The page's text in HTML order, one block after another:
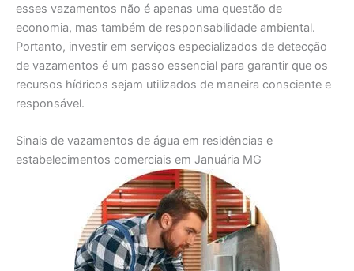
esses vazamentos não é apenas uma questão de
economia, mas também de responsabilidade ambiental.
Portanto, investir em serviços especializados de detecção
de vazamentos é um passo essencial para garantir que os
recursos hídricos sejam utilizados de maneira consciente e
responsável.
Sinais de vazamentos de água em residências e
estabelecimentos comerciais em Januária MG